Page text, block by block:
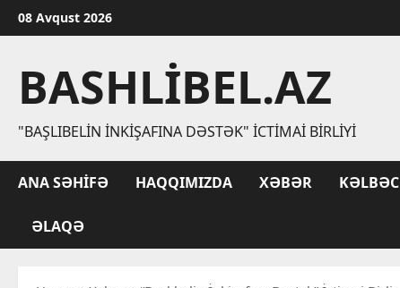
Skip
to
08 Avqust 2026
BASHLIBEL.AZ
"BAŞLIBELIN İNKIŞAFINA DƏSTƏK" İCTIMAI BIRLIYI
ANA SƏHIFƏ HAQQIMIZDA XƏBƏR
ƏLAQƏ